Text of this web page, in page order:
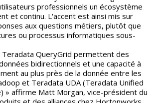
professionnels un écosystème
et continu. L'accent est ainsi mis sur
aux questions métiers, plutôt que
ou processus informatiques sous-
QueryGrid permettent des
bidirectionnels et une capacité à
au plus près de la donnée entre les
et Teradata UDA (Teradata Unified
» affirme Matt Morgan, vice-président du